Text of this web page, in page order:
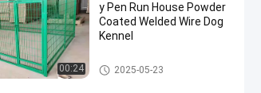
00:24
y Pen Run House Powder
Coated Welded Wire Dog
Kennel
Kandang anjing baja
2025-05-23